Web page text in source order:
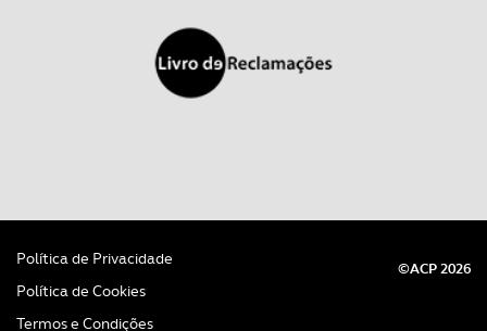
Política de Privacidade
Política de Cookies
Termos e Condições
©ACP 2026